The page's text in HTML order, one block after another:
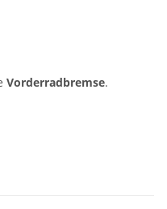
Vorderradbremse.